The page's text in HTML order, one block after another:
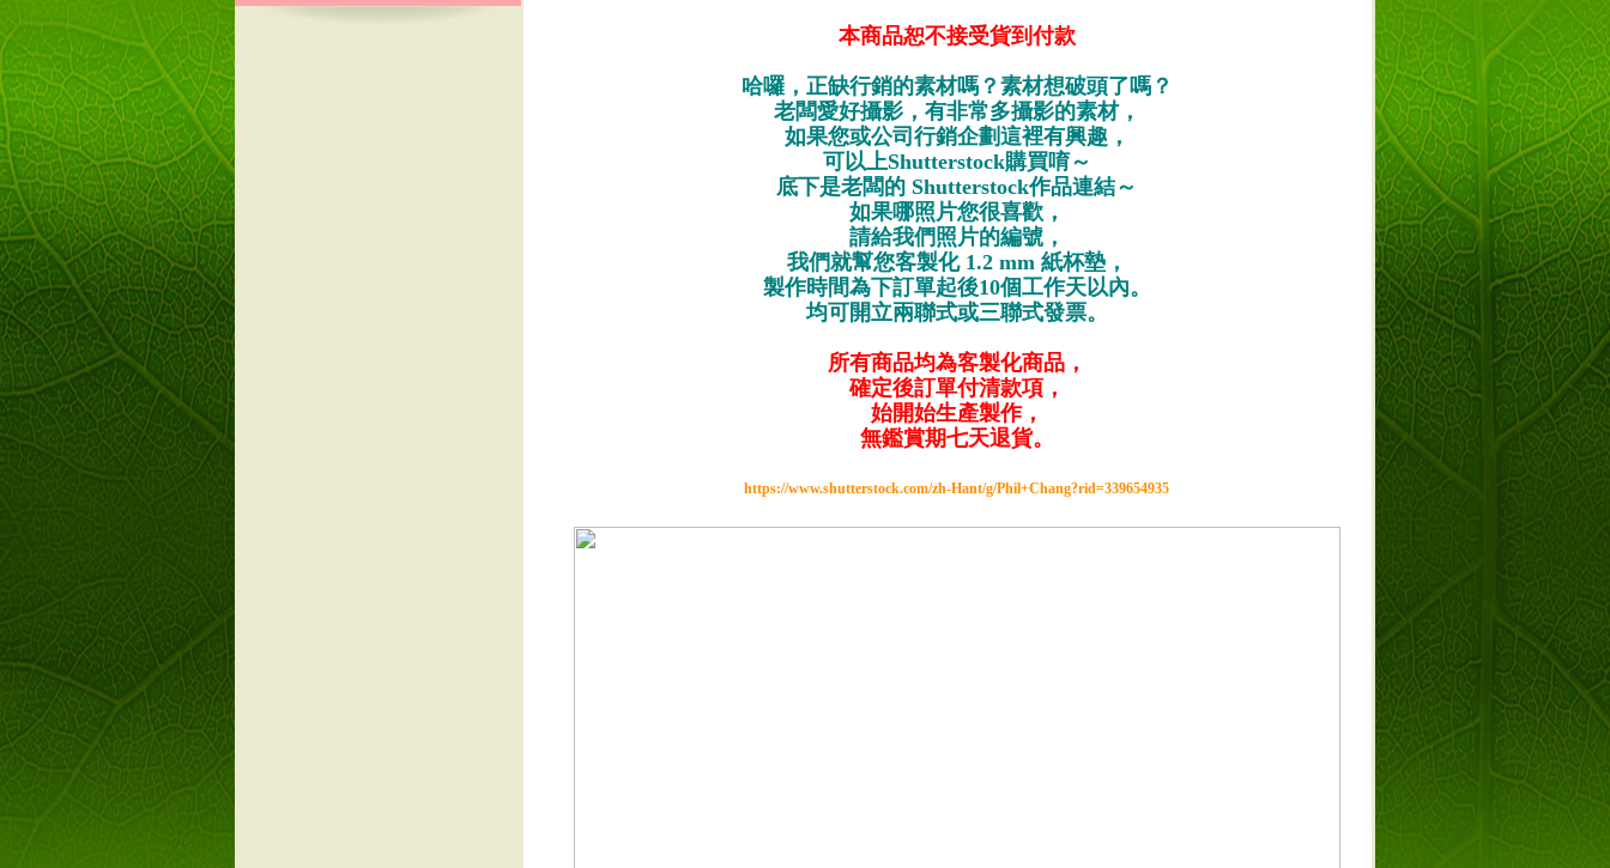
本商品恕不接受貨到付款
哈囉，正缺行銷的素材嗎？素材想破頭了嗎？
老闆愛好攝影，有非常多攝影的素材，
如果您或公司行銷企劃這裡有興趣，
可以上Shutterstock購買唷～
底下是老闆的 Shutterstock作品連結～
如果哪照片您很喜歡，
請給我們照片的編號，
我們就幫您客製化 1.2 mm 紙杯墊，
製作時間為下訂單起後10個工作天以內。
均可開立兩聯式或三聯式發票。
所有商品均為客製化商品，
確定後訂單付清款項，
始開始生產製作，
無鑑賞期七天退貨。
https://www.shutterstock.com/zh-Hant/g/Phil+Chang?rid=339654935